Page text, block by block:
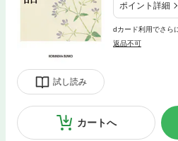
試し読み
ポイント詳細
dカード利用でさら
返品不可
カートへ